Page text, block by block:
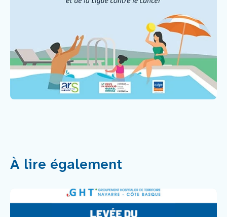
À lire également